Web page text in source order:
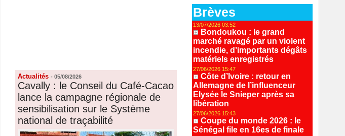
Actualités - 05/08/2026
Cavally : le Conseil du Café-Cacao
lance la campagne régionale de
sensibilisation sur le Système
national de traçabilité
Brèves
13/07/2026 03:52
Bondoukou : le grand
marché ravagé par un violent
incendie, d’importants dégâts
matériels enregistrés
27/06/2026 15:47
Côte d’Ivoire : retour en
Allemagne de l’influenceur
Elysée le Snieper après sa
libération
27/06/2026 15:43
Coupe du monde 2026 : le
Sénégal file en 16es de finale